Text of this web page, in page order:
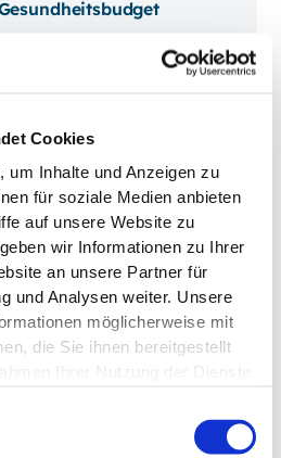
Cookies
um Inhalte und Anzeigen zu
für soziale Medien anbieten
auf unsere Website zu
wir Informationen zu Ihrer
an unsere Partner für
und Analysen weiter. Unsere
möglicherweise mit
die Sie ihnen bereitgestellt
Massagen, Zähne
– du entscheidest, wofür
Umfeld, das dich
Experten- und